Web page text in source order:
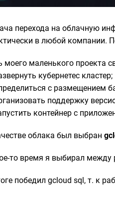
перехода на облачную
в любой компании.
моего маленького проекта
кубернетес кластер;
с размещением
поддержку
контейнер с
облака был выбран
то время я выбирал между
победил gcloud sql, т. к